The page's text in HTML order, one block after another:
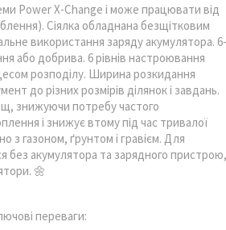
Power X-Change і може працювати від
Сіялка обладнана безщітковим
використання заряду акумулятора. 6-
або добрива. 6 рівнів настроювання
розподілу. Ширина розкидання
до різних розмірів ділянок і завдань.
знижуючи потребу частого
і знижує втому під час тривалої
з газоном, ґрунтом і гравієм. Для
без акумулятора та зарядного пристрою,
🌼
переваги: